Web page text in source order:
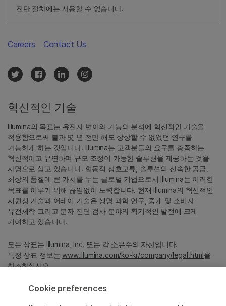
진단 절차에는 사용할 수 없습니다.
혁신적인 기술
Illumina의 목표는 유전자 변이와 기능의 분석에 혁신적인 기술을
적용함으로써 불과 몇 년 전만 해도 상상할 수 없었던 연구를
가능하게 하는 것입니다. Illumina는 고객분들의 요구를 충족하는
혁신적이고 유연하며 규모 조정이 가능한 솔루션을 제공하는 것을
사명으로 삼고 있습니다. 협동적 상호교류, 솔루션의 신속한 공급,
최상의 품질에 큰 가치를 두는 글로벌 기업으로서 Illumina는 이러한
목표를 이루기 위해 끊임없이 노력합니다. 현재 Illumina의 혁신적인
시퀀싱 기술과 어레이 기술은 생명 과학 연구, 중개 및 소비자
유전체학 그리고 분자 진단 검사 분야의 획기적인 발전에 크게
기여하고 있습니다.
모든 상표는 Illumina, Inc. 또는 각 소유주의 자산입니다.
특정 상표 정보는www.illumina.com/ko-kr/company/legal.html을
참조하십시오.
Careers Contact Us
Cookie preferences